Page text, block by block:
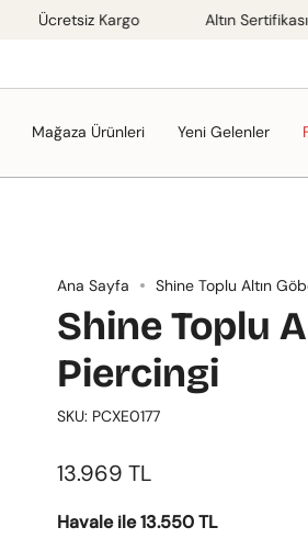
Ücretsiz Kargo Altın Sertifikası
Mağaza Ürünleri Yeni Gelenler
Ana Sayfa Shine Toplu Altın
Shine Toplu
Piercingi
SKU: PCXE0177
13.969 TL
Havale ile 13.550 TL